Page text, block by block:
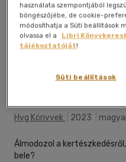
Kívánságlistához adom
Hvg Könyvek 2023
Álmodozol a
bele?
használata szempontjából
böngészőjébe, de cookie-
módosíthatja a Süti beállítások
olvassa el a
Libri
tájékoztatóját!
Süti beállítások